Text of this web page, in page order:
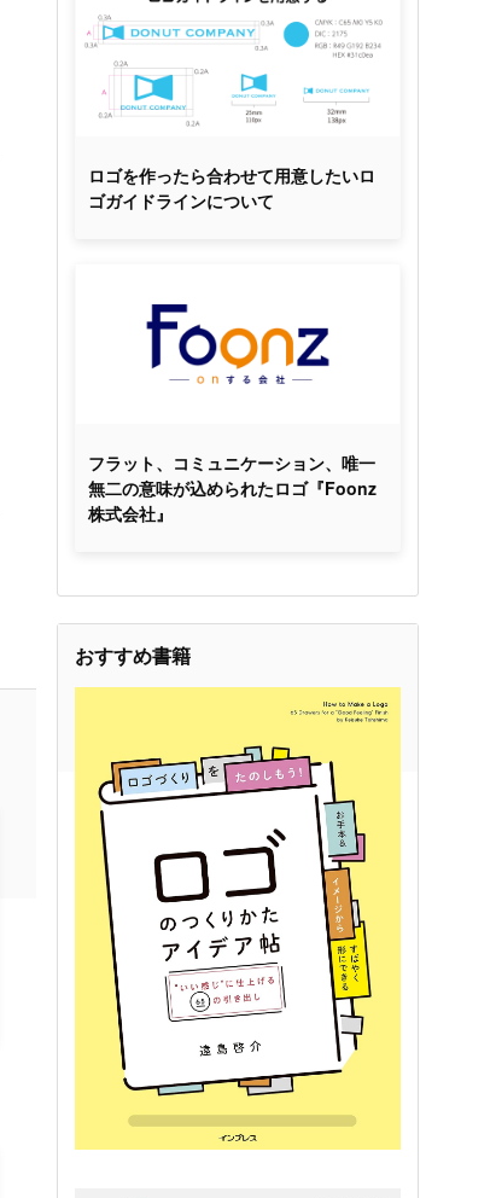
ロゴを作ったら合わせて用意したいロ
ゴガイドラインについて
フラット、コミュニケーション、唯一
無二の意味が込められたロゴ『Foonz
株式会社』
おすすめ書籍